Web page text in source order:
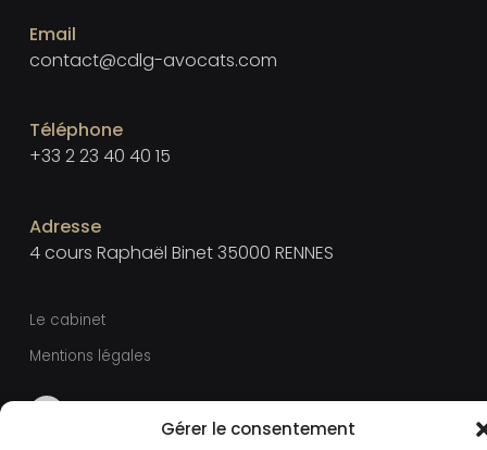
Gérer le consentement
Email
contact@cdlg-avocats.com
Téléphone
+33 2 23 40 40 15
Adresse
4 cours Raphaël Binet 35000 RENNES
Le cabinet
Mentions légales